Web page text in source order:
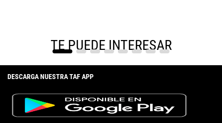
TE PUEDE INTERESAR
DESCARGA NUESTRA TAF APP